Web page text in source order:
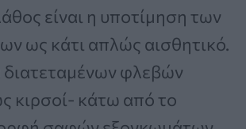
είναι η υποτίμηση των
ως κάτι απλώς αισθητικό.
φλεβών
κιρσοί- κάτω από το